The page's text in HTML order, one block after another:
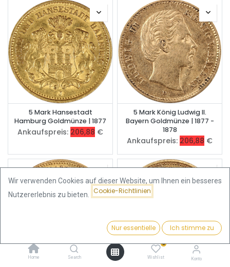
Preis - Aufsteigend
Home Search
0
Wishlist Konto
5 Mark Hansestadt
Hamburg Goldmünze | 1877
Ankaufspreis: 206,88 €
5 Mark König Ludwig II.
Bayern Goldmünze | 1877 -
1878
Ankaufspreis: 206,88 €
Wir verwenden Cookies auf dieser Website, um Ihnen ein besseres
Nutzererlebnis zu bieten.
Cookie-Richtlinien
Nur essentielle Ich stimme zu